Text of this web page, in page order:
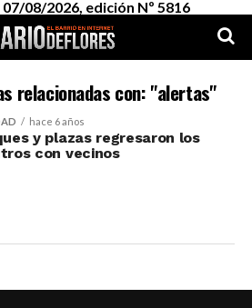
08/2026, edición Nº 5816
relacionadas con: "alertas"
hace 6 años
y plazas regresaron los
con vecinos